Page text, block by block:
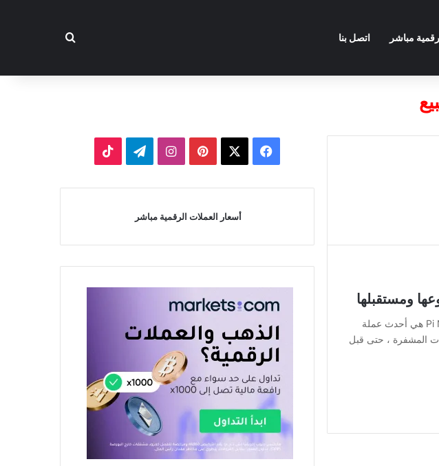
مباشر اتصل بنا بحث عن
عملة Pi Network عملة Pi Network هي أحدث عملة
المشفرة ، حتى قبل
فيسبوك بينتيريستانستقرامتيلقرام
أسعار العملات الرقمية مباشر